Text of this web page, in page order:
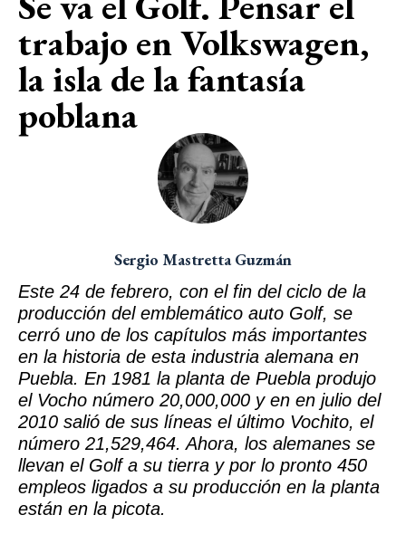
trabajo en Volkswagen,
la isla de la fantasía
poblana
Sergio Mastretta Guzmán
Este 24 de febrero, con el fin del ciclo de la
producción del emblemático auto Golf, se
cerró uno de los capítulos más importantes
en la historia de esta industria alemana en
Puebla. En 1981 la planta de Puebla produjo
el Vocho número 20,000,000 y en en julio del
2010 salió de sus líneas el último Vochito, el
número 21,529,464. Ahora, los alemanes se
llevan el Golf a su tierra y por lo pronto 450
empleos ligados a su producción en la planta
están en la picota.